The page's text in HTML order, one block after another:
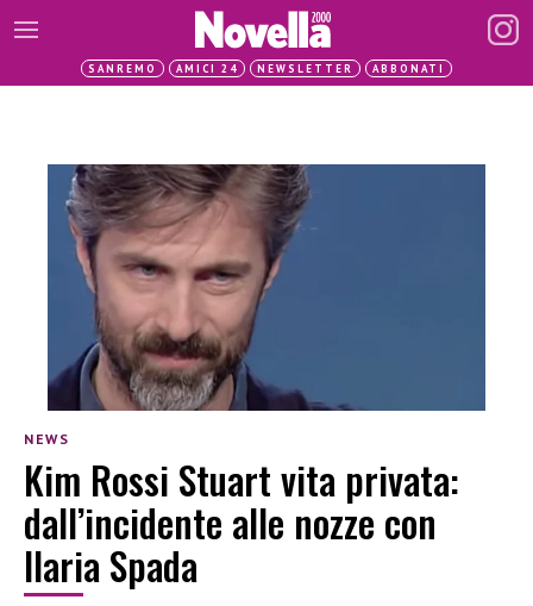
SANREMO AMICI 24 NEWSLETTER ABBONATI
NEWS
Kim Rossi Stuart vita privata:
dall’incidente alle nozze con
Ilaria Spada